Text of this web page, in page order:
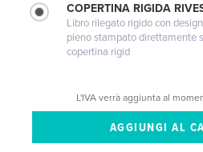
COPERTINA RIGIDA
Libro rilegato rigido con
pieno stampato direttamente
copertina rigid
L'IVA verrà aggiunta al